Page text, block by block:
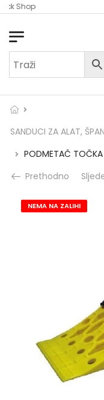
Shop
SANDUCI ZA ALAT,
PODMETAČ
Prethodno
NEMA NA ZALIHI